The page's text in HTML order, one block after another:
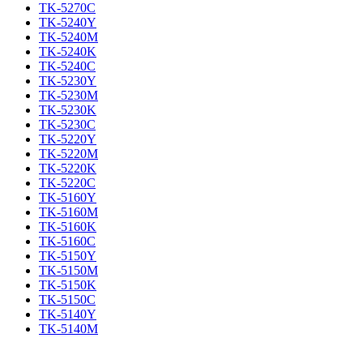
TK-5270C
TK-5240Y
TK-5240M
TK-5240K
TK-5240C
TK-5230Y
TK-5230M
TK-5230K
TK-5230C
TK-5220Y
TK-5220M
TK-5220K
TK-5220C
TK-5160Y
TK-5160M
TK-5160K
TK-5160C
TK-5150Y
TK-5150M
TK-5150K
TK-5150C
TK-5140Y
TK-5140M